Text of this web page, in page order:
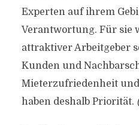
Experten auf ihrem
Verantwortung. Für sie
attraktiver Arbeitgeber
Kunden und
Mieterzufriedenheit
haben deshalb Priorität.